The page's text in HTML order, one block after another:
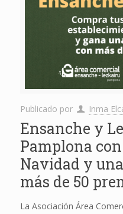
Publicado por Inma
Ensanche y
Pamplona
Navidad y
más de 50
La Asociación Área